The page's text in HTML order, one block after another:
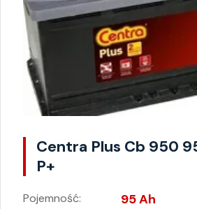
Centra Plus Cb 950
P+
Pojemność: 95 Ah